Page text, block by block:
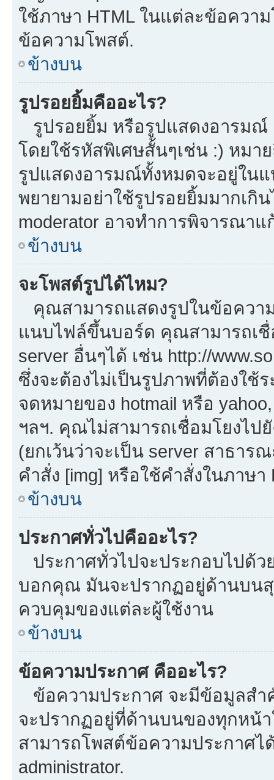
ใช้ภาษา HTML ในแต่ละข้อคว
ข้อความโพสต์.
ข้างบน
รูปรอยยิ้มคืออะไร?
รูปรอยยิ้ม หรือรูปแสดงอารมณ์
โดยใช้รหัสพิเศษสั้นๆเช่น :) หมา
รูปแสดงอารมณ์ทั้งหมดจะอยู่ใน
พยายามอย่าใช้รูปรอยยิ้มมากเกิ
moderator อาจทำการพิจารณา
ข้างบน
จะโพสต์รูปได้ไหม?
คุณสามารถแสดงรูปในข้อควา
แนบไฟล์ขึ้นบอร์ด คุณสามารถเชื่
server อื่นๆได้ เช่น http://
ซึ่งจะต้องไม่เป็นรูปภาพที่ต้องใช้
จดหมายของ hotmail หรือ
ฯลฯ. คุณไม่สามารถเชื่อมโยงไป
(ยกเว้นว่าจะเป็น server สาธาร
คำสั่ง [img] หรือใช้คำสั่งในภาษ
ข้างบน
ประกาศทั่วไปคืออะไร?
ประกาศทั่วไปจะประกอบไปด้
บอกคุณ มันจะปรากฏอยู่ด้านบน
ควบคุมของแต่ละผู้ใช้งาน
ข้างบน
ข้อความประกาศ คืออะไร?
ข้อความประกาศ จะมีข้อมูลส
จะปรากฏอยู่ที่ด้านบนของทุกหน้
สามารถโพสต์ข้อความประกาศ
administrator.